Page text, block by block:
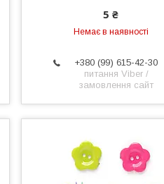
5 ₴
Немає в наявності
+380 (99) 615-42-30
питання Viber /
замовлення сайт